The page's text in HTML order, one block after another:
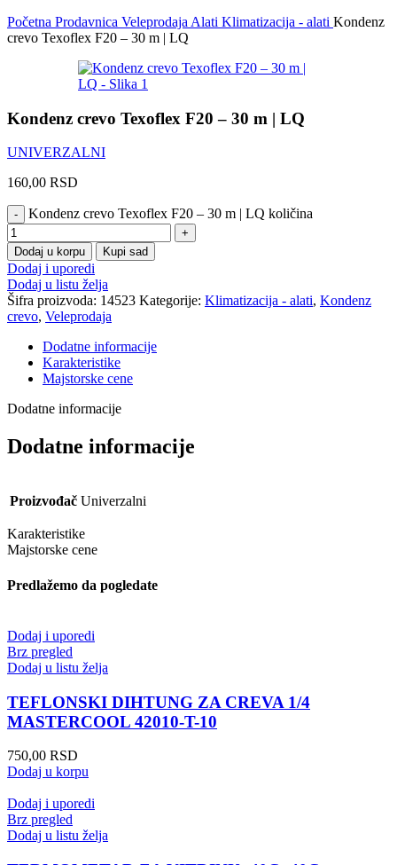
Početna Prodavnica Veleprodaja Alati Klimatizacija - alati Kondenz
crevo Texoflex F20 – 30 m | LQ
Kondenz crevo Texoflex F20 – 30 m | LQ
UNIVERZALNI
160,00 RSD
Kondenz crevo Texoflex F20 – 30 m | LQ količina
Dodaj u korpu Kupi sad
Dodaj i uporedi
Dodaj u listu želja
Šifra proizvoda: 14523 Kategorije: Klimatizacija - alati, Kondenz
crevo, Veleprodaja
Dodatne informacije
Karakteristike
Majstorske cene
Dodatne informacije
Dodatne informacije
Proizvođač Univerzalni
Karakteristike
Majstorske cene
Predlažemo da pogledate
Dodaj i uporedi
Brz pregled
Dodaj u listu želja
TEFLONSKI DIHTUNG ZA CREVA 1/4
MASTERCOOL 42010-T-10
750,00 RSD
Dodaj u korpu
Dodaj i uporedi
Brz pregled
Dodaj u listu želja